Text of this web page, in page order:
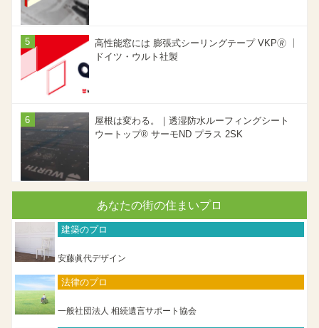
高性能窓には 膨張式シーリングテープ VKP🄬 ｜
ドイツ・ウルト社製
屋根は変わる。｜透湿防水ルーフィングシート
ウートップ® サーモND プラス 2SK
あなたの街の住まいプロ
建築のプロ
安藤眞代デザイン
法律のプロ
一般社団法人 相続遺言サポート協会